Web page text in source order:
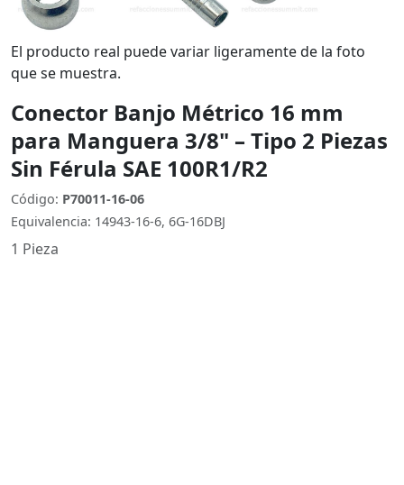
El producto real puede variar ligeramente de la foto
que se muestra.
Conector Banjo Métrico 16 mm
para Manguera 3/8" – Tipo 2 Piezas
Sin Férula SAE 100R1/R2
Código: P70011-16-06
Equivalencia: 14943-16-6, 6G-16DBJ
1 Pieza